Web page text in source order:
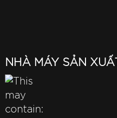
NHÀ MÁY SẢN XUẤT